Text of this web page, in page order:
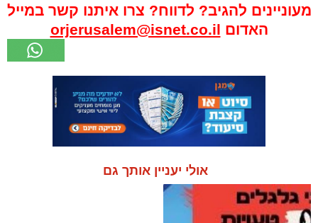
מעוניינים להגיב? לדווח? צרו איתנו קשר במייל
האדום orjerusalem@isnet.co.il
אולי יעניין אותך גם